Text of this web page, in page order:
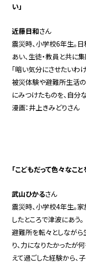
い」
近藤日和さん
震災時、小学校6年生。
あい、生徒・教員と共に
「暗い気分にさせたいわ
被災体験や避難所生活の
にみつけたものを、自分
漫画：井上きみどりさん
「こどもだって色々なこと
武山ひかるさん
震災時、小学校4年生。
したところで津波にあう。
避難所を転々としながら
り、力になりたかったが
えて過ごした経験から、